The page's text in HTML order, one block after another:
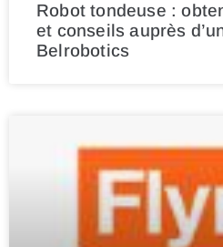
Robot tondeuse :
et conseils auprès
Belrobotics